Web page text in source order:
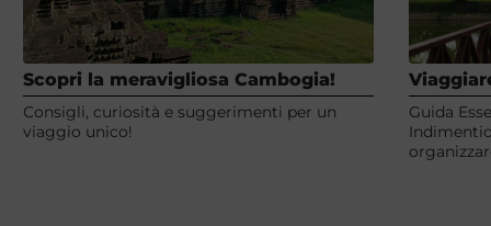
Scopri la meravigliosa Cambogia!
Consigli, curiosità e suggerimenti per un
viaggio unico!
Guida